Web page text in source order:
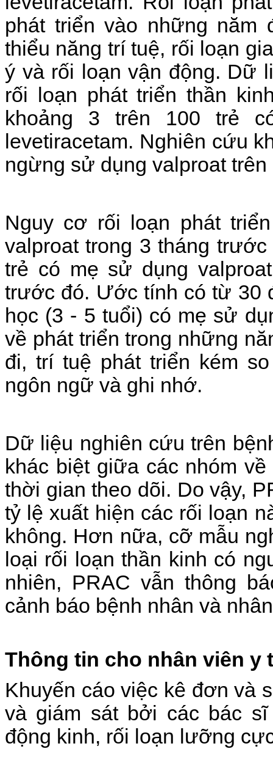
phát triển vào những năm
thiểu năng trí tuệ, rối loạn
ý và rối loạn vận động. Dữ
rối loạn phát triển thần
khoảng 3 trên 100 trẻ
levetiracetam. Nghiên cứu
ngừng sử dụng valproat
Nguy cơ rối loạn phát
valproat trong 3 tháng
trẻ có mẹ sử dụng
trước đó. Ước tính có từ 30
học (3 - 5 tuổi) có mẹ sử
về phát triển trong những
đi, trí tuệ phát triển kém
ngôn ngữ và ghi nhớ.
Dữ liệu nghiên cứu trên
khác biệt giữa các nhóm
thời gian theo dõi. Do vậy,
tỷ lệ xuất hiện các rối loạn
không. Hơn nữa, cỡ mẫu
loại rối loạn thần kinh có
nhiên, PRAC vẫn thông
cảnh báo bệnh nhân và
Thông tin cho nhân viên y
Khuyến cáo việc kê đơn và
và giám sát bởi các bác
động kinh, rối loạn lưỡng